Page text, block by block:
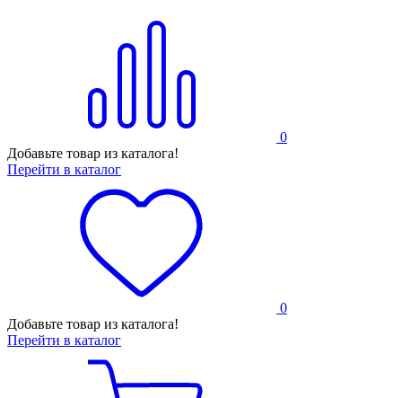
0
Добавьте товар из каталога!
Перейти в каталог
0
Добавьте товар из каталога!
Перейти в каталог